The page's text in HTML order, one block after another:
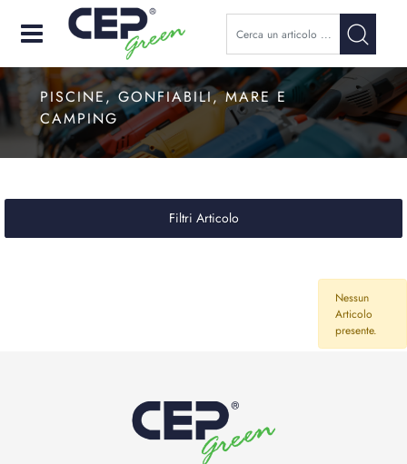
Open
PISCINE, GONFIABILI, MARE E
CAMPING
Filtri Articolo
Nessun
Articolo
presente.